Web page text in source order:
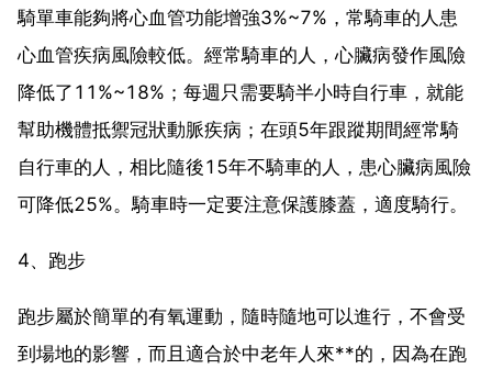
騎單車能夠將心血管功能增強3%~7%，常騎車的人患
心血管疾病風險較低。經常騎車的人，心臟病發作風險
降低了11%~18%；每週只需要騎半小時自行車，就能
幫助機體抵禦冠狀動脈疾病；在頭5年跟蹤期間經常騎
自行車的人，相比隨後15年不騎車的人，患心臟病風險
可降低25%。騎車時一定要注意保護膝蓋，適度騎行。
4、跑步
跑步屬於簡單的有氧運動，隨時隨地可以進行，不會受
到場地的影響，而且適合於中老年人來**的，因為在跑